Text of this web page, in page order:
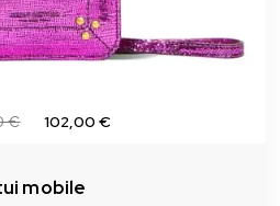
€ 102,00 €
mobile